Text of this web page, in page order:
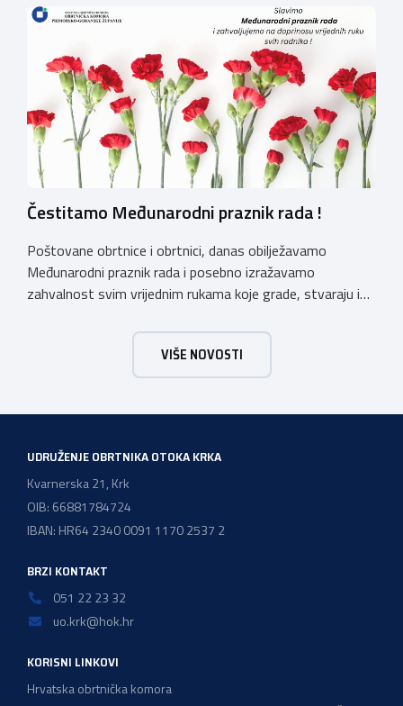
zatražila je od Ministarstva zaštite okoliša i zelene
tranzicije službeno tumačenje Uredbe te njen utjecaj na
ugostiteljski sektor. Tumačenje prenosimo u cijelosti: […]
Čestitamo Međunarodni praznik rada !
Poštovane obrtnice i obrtnici, danas obilježavamo
Međunarodni praznik rada i posebno izražavamo
zahvalnost svim vrijednim rukama koje grade, stvaraju i
Primorsko-goranske županije s ponosom podržava i
promiče trud i posvećenost svojih obrtnika, koji doprinose
razvoju našeg društva i čine temelj našeg gospodarstva.
VIŠE NOVOSTI
UDRUŽENJE OBRTNIKA OTOKA KRKA
Kvarnerska 21, Krk
OIB: 66881784724
IBAN: HR64 2340 0091 1170 2537 2
BRZI KONTAKT
051 22 23 32
uo.krk@hok.hr
KORISNI LINKOVI
Hrvatska obrtnička komora